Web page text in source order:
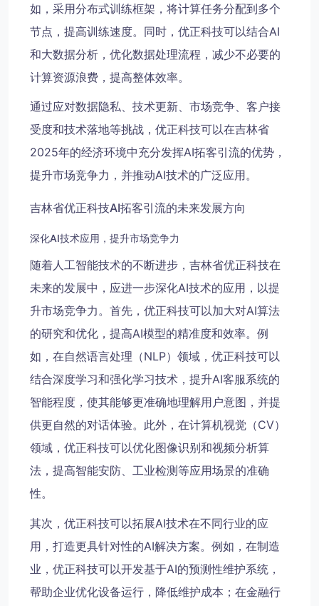
如，采用分布式训练框架，将计算任务分配到多个
节点，提高训练速度。同时，优正科技可以结合AI
和大数据分析，优化数据处理流程，减少不必要的
计算资源浪费，提高整体效率。
通过应对数据隐私、技术更新、市场竞争、客户接
受度和技术落地等挑战，优正科技可以在吉林省
2025年的经济环境中充分发挥AI拓客引流的优势，
提升市场竞争力，并推动AI技术的广泛应用。
吉林省优正科技AI拓客引流的未来发展方向
深化AI技术应用，提升市场竞争力
随着人工智能技术的不断进步，吉林省优正科技在
未来的发展中，应进一步深化AI技术的应用，以提
升市场竞争力。首先，优正科技可以加大对AI算法
的研究和优化，提高AI模型的精准度和效率。例
如，在自然语言处理（NLP）领域，优正科技可以
结合深度学习和强化学习技术，提升AI客服系统的
智能程度，使其能够更准确地理解用户意图，并提
供更自然的对话体验。此外，在计算机视觉（CV）
领域，优正科技可以优化图像识别和视频分析算
法，提高智能安防、工业检测等应用场景的准确
性。
其次，优正科技可以拓展AI技术在不同行业的应
用，打造更具针对性的AI解决方案。例如，在制造
业，优正科技可以开发基于AI的预测性维护系统，
帮助企业优化设备运行，降低维护成本；在金融行